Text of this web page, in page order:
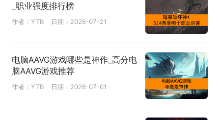
_职业强度排行榜
作者：YTB 日期：2026-07-21
电脑AAVG游戏哪些是神作_高分电
脑AAVG游戏推荐
作者：YTB 日期：2026-07-01